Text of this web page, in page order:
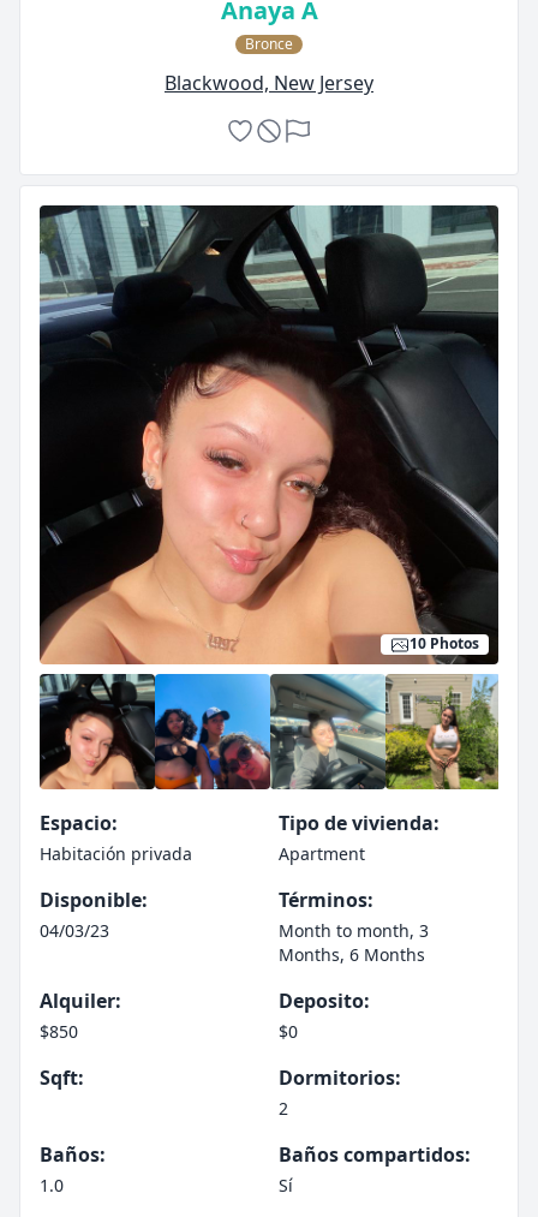
Anaya A
Bronce
Blackwood, New Jersey
10 Photos
Espacio:
Habitación privada
Tipo de vivienda:
Apartment
Disponible:
04/03/23
Términos:
Month to month, 3
Months, 6 Months
Alquiler:
$850
Deposito:
$0
Sqft: Dormitorios:
2
Baños:
1.0
Baños compartidos:
Sí